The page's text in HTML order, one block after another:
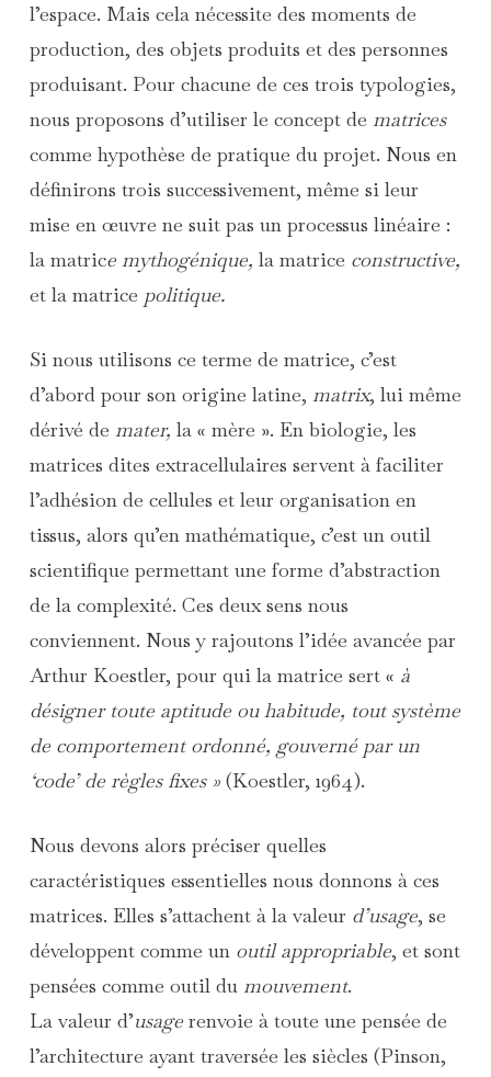
l’espace. Mais cela nécessite des moments de
production, des objets produits et des personnes
produisant. Pour chacune de ces trois typologies,
nous proposons d’utiliser le concept de matrices
comme hypothèse de pratique du projet. Nous en
définirons trois successivement, même si leur
mise en œuvre ne suit pas un processus linéaire :
la matrice mythogénique, la matrice constructive,
et la matrice politique.
Si nous utilisons ce terme de matrice, c’est
d’abord pour son origine latine, matrix, lui même
dérivé de mater, la « mère ». En biologie, les
matrices dites extracellulaires servent à faciliter
l’adhésion de cellules et leur organisation en
tissus, alors qu’en mathématique, c’est un outil
scientifique permettant une forme d’abstraction
de la complexité. Ces deux sens nous
conviennent. Nous y rajoutons l’idée avancée par
Arthur Koestler, pour qui la matrice sert « à
désigner toute aptitude ou habitude, tout système
de comportement ordonné, gouverné par un
‘code’ de règles fixes » (Koestler, 1964).
Nous devons alors préciser quelles
caractéristiques essentielles nous donnons à ces
matrices. Elles s’attachent à la valeur d’usage, se
développent comme un outil appropriable, et sont
pensées comme outil du mouvement.
La valeur d’usagerenvoie à toute une pensée de
l’architecture ayant traversée les siècles (Pinson,